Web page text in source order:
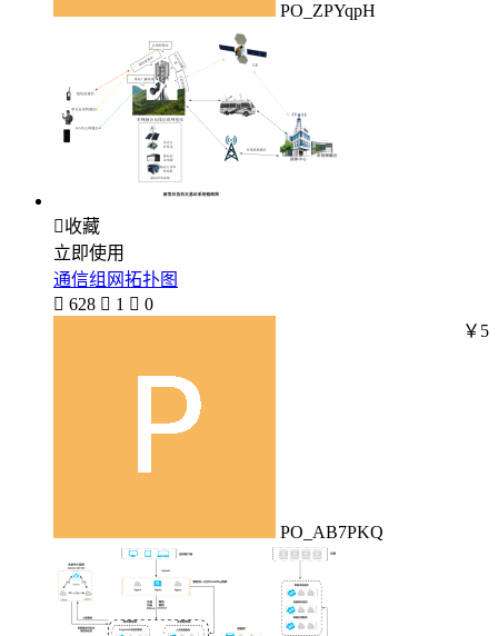
PO_ZPYqpH
收藏
立即使用
通信组网拓扑图
 628  1  0
PO_AB7PKQ
￥5